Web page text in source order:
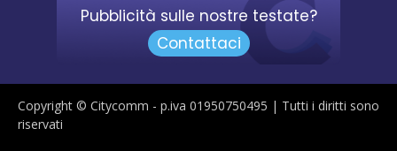
Pubblicità sulle nostre testate?
Contattaci
Copyright © Citycomm - p.iva 01950750495 | Tutti i diritti sono
riservati